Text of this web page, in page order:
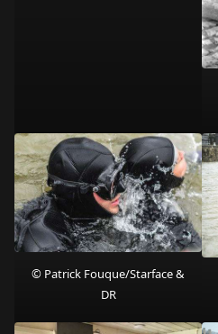
© Patrick Fouque/Starface &
DR